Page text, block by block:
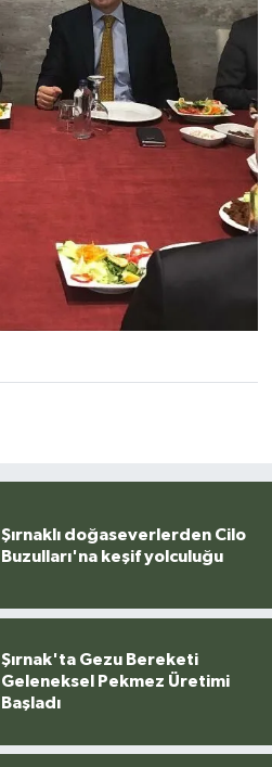
Şırnaklı doğaseverlerden Cilo
Buzulları'na keşif yolculuğu
Şırnak'ta Gezu Bereketi
Geleneksel Pekmez Üretimi
Başladı